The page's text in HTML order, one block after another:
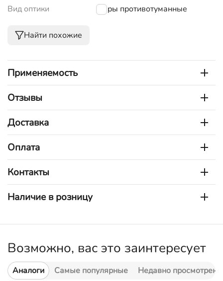
Вид оптики Фары противотуманные
Найти похожие
Применяемость
Отзывы
Доставка
Оплата
Контакты
Наличие в розницу
Возможно, вас это заинтересует
Аналоги Самые популярные Недавно